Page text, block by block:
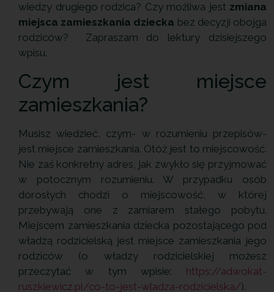
wiedzy drugiego rodzica? Czy możliwa jest zmiana
miejsca zamieszkania dziecka bez decyzji obojga
rodziców? Zapraszam do lektury dzisiejszego
wpisu.
Czym jest miejsce
zamieszkania?
Musisz wiedzieć, czym- w rozumieniu przepisów-
jest miejsce zamieszkania. Otóż jest to miejscowość.
Nie zaś konkretny adres, jak zwykło się przyjmować
w potocznym rozumieniu. W przypadku osób
dorosłych chodzi o miejscowość, w której
przebywają one z zamiarem stałego pobytu.
Miejscem zamieszkania dziecka pozostającego pod
władzą rodzicielską jest miejsce zamieszkania jego
rodziców (o władzy rodzicielskiej możesz
przeczytać w tym wpisie: https://adwokat-
ruszkiewicz.pl/co-to-jest-wladza-rodzicielska/).